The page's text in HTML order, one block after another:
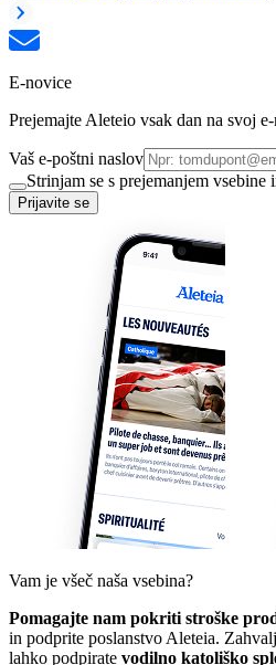
E-novice
Prejemajte Aleteio vsak dan na svoj
Vaš e-poštni naslov
Strinjam se s prejemanjem vsebine
Prijavite se
Vam je všeč naša vsebina?
Pomagajte nam pokriti stroške
in podprite poslanstvo Aleteia.
lahko podpirate vodilno katoliško